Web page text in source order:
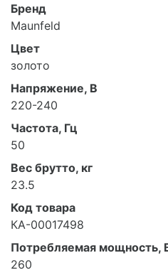
Бренд
Maunfeld
Цвет
золото
Напряжение, В
220-240
Частота, Гц
50
Вес брутто, кг
23.5
Код товара
КА-00017498
Потребляемая мощность,
260